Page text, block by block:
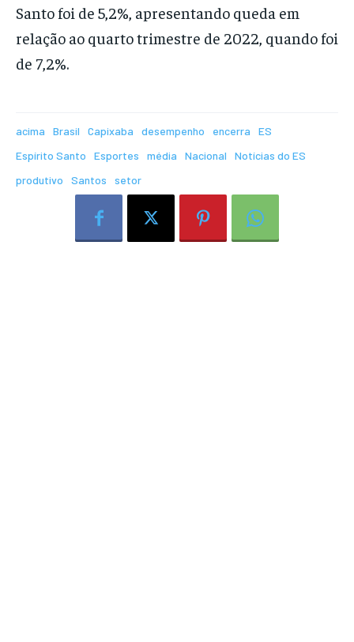
Santo foi de 5,2%, apresentando queda em
relação ao quarto trimestre de 2022, quando foi
de 7,2%.
acima Brasil Capixaba desempenho encerra
ES
Espírito Santo
Esportes média Nacional
Notícias do ES
produtivo
Santos setor